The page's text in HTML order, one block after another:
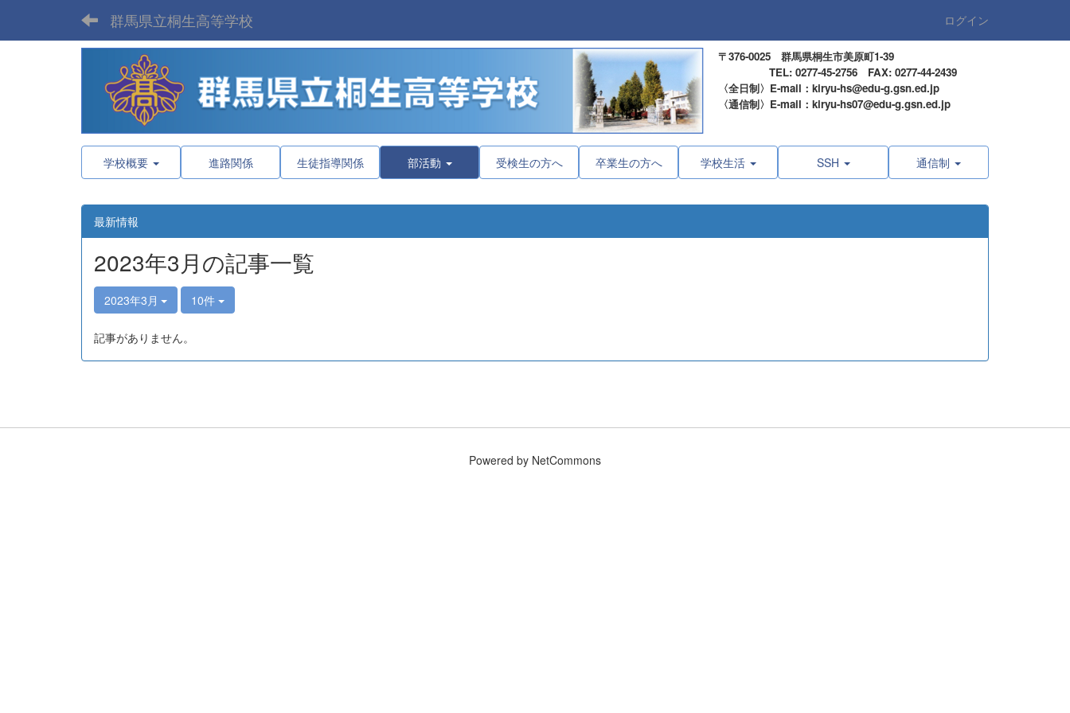
群馬県立桐生高等学校 ログイン
〒376-0025 群馬県桐生市美原町1-39
TEL: 0277-45-2756 FAX: 0277-44-2439
〈全日制〉E-mail：kiryu-hs@edu-g.gsn.ed.jp
〈通信制〉E-mail：kiryu-hs07@edu-g.gsn.ed.jp
学校概要 進路関係 生徒指導関係 部活動 受検生の方へ 卒業生の方へ 学校生活 SSH 通信制
最新情報
2023年3月の記事一覧
2023年3月 10件
記事がありません。
Powered by NetCommons